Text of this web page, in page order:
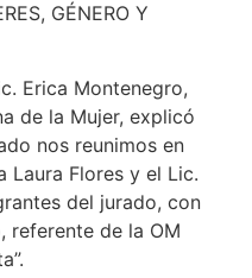
GÉNERO Y
Erica Montenegro,
de la Mujer, explicó
nos reunimos en
Laura Flores y el Lic.
del jurado, con
referente de la OM